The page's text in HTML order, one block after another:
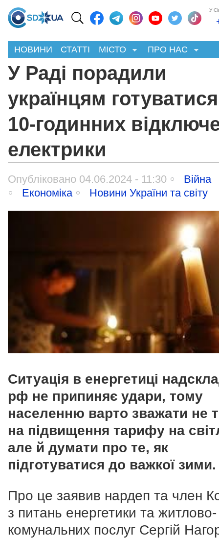
У
НОВИНИ СТАТТІ МІСТО ПРО НАС
У Раді порадили
українцям
10-годинних
електрики
Опубліковано 04.06.2024 - 11:30
Війна
Економіка
Новини України та світу
Ситуація в енергетиці
рф не припиняє удари, тому
населенню варто зважати не
на підвищення тарифу на
але й думати про те, як
підготуватися до важкої зими.
Про це заявив нардеп та член
з питань енергетики та житлово-
комунальних послуг Сергій